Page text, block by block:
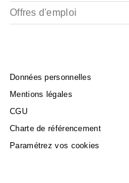
Offres d'emploi
Données personnelles
Mentions légales
CGU
Charte de référencement
Paramétrez vos cookies